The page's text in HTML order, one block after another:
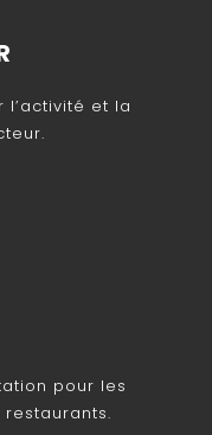
l’activité et la
pour les